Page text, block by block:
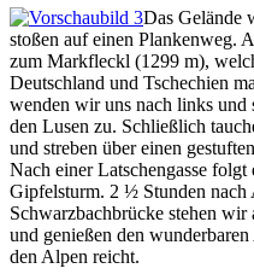
Das Gelände
stoßen auf einen Plankenweg.
zum Markfleckl (1299 m),
Deutschland und Tschechien
wenden wir uns nach links und
den Lusen zu. Schließlich
und streben über einen
Nach einer Latschengasse
Gipfelsturm. 2 ½ Stunden nach
Schwarzbachbrücke stehen
und genießen den
den Alpen reicht.